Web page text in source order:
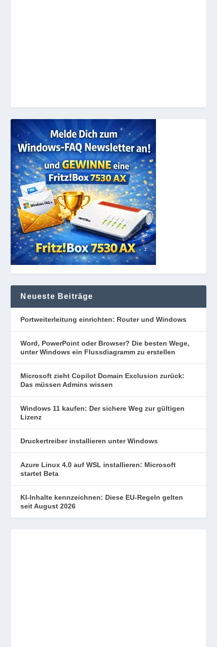
Neueste Beiträge
Portweiterleitung einrichten: Router und Windows
Word, PowerPoint oder Browser? Die besten Wege,
unter Windows ein Flussdiagramm zu erstellen
Microsoft zieht Copilot Domain Exclusion zurück:
Das müssen Admins wissen
Windows 11 kaufen: Der sichere Weg zur gültigen
Lizenz
Druckertreiber installieren unter Windows
Azure Linux 4.0 auf WSL installieren: Microsoft
startet Beta
KI-Inhalte kennzeichnen: Diese EU-Regeln gelten
seit August 2026